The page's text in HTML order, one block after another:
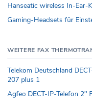
Hanseatic wireless In-Ear-
Gaming-Headsets für
WEITERE FAX
Telekom Deutschland
207 plus 1
Agfeo DECT-IP-Telefon 2"